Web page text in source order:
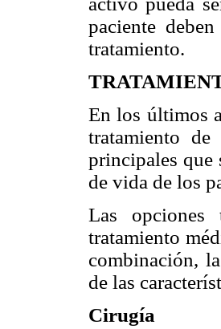
paciente
tratamiento.
En los últimos
tratamiento
principales
de vida de los
Las
tratamiento
combinación,
de las
Cirugía